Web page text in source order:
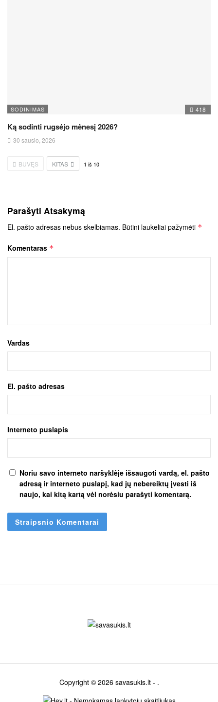
SODINIMAS 418
Ką sodinti rugsėjo mėnesį 2026?
30 sausio, 2026
BUVĘS KITAS 1 iš 10
Parašyti Atsakymą
El. pašto adresas nebus skelbiamas. Būtini laukeliai pažymėti *
Komentaras *
Vardas
El. pašto adresas
Interneto puslapis
Noriu savo interneto naršyklėje išsaugoti vardą, el. pašto
adresą ir interneto puslapį, kad jų nebereiktų įvesti iš
naujo, kai kitą kartą vėl norėsiu parašyti komentarą.
Copyright © 2026 savasukis.lt- .